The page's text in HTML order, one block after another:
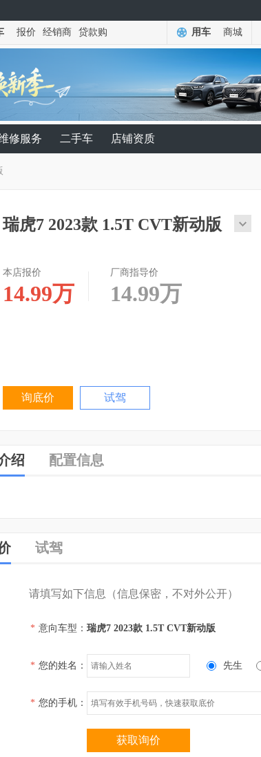
报价 经销商 贷款购 用车 商城
修服务 二手车 店铺资质
瑞虎7 2023款 1.5T CVT新动版
本店报价
14.99万
厂商指导价
14.99万
询底价 试驾
绍 配置信息
试驾
请填写如下信息（信息保密，不对外公开）
* 意向车型： 瑞虎7 2023款 1.5T CVT新动版
* 您的姓名： 先生
* 您的手机：
获取询价